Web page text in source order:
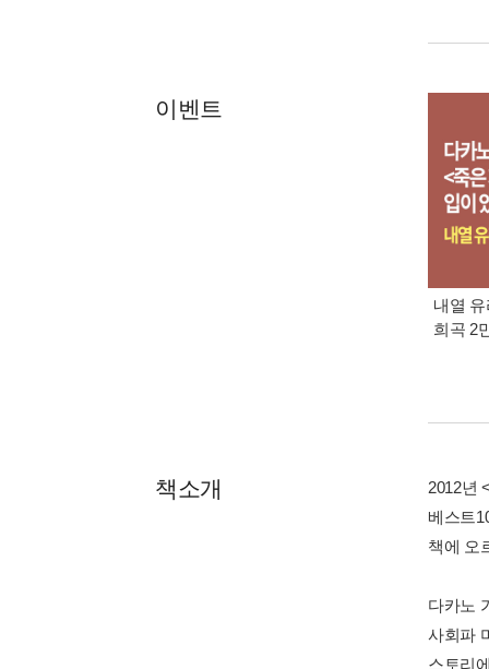
이벤트
내열
희곡 2
책소개
2012년
베스트
책에 오
다카노
사회파
스토리